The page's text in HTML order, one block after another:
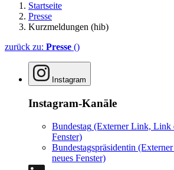
Startseite
Presse
Kurzmeldungen (hib)
zurück zu: Presse ()
Instagram
Instagram-Kanäle
Bundestag (Externer Link, Link
Fenster)
Bundestagspräsidentin
neues Fenster)